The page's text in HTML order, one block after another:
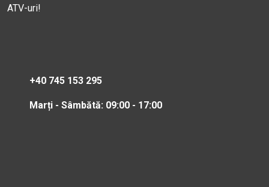
ATV-uri!
+40 745 153 295
Marți - Sâmbătă: 09:00 - 17:00